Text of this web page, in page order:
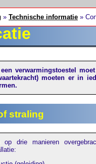
» Technische informatie »
een verwarmingstoestel
moeten er in
straling
op drie manieren